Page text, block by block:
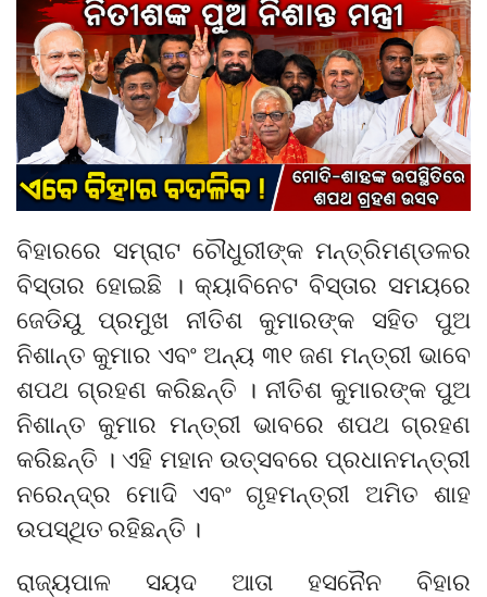
ବିହାରରେ ସମ୍ରାଟ ଚୌଧୁରୀଙ୍କ ମନ୍ତ୍ରିମଣ୍ଡଳର
ବିସ୍ତାର ହୋଇଛି । କ୍ୟାବିନେଟ ବିସ୍ତାର ସମୟରେ
ଜେଡିୟୁ ପ୍ରମୁଖ ନୀତିଶ କୁମାରଙ୍କ ସହିତ ପୁଅ
ନିଶାନ୍ତ କୁମାର ଏବଂ ଅନ୍ୟ ୩୧ ଜଣ ମନ୍ତ୍ରୀ ଭାବେ
ଶପଥ ଗ୍ରହଣ କରିଛନ୍ତି । ନୀତିଶ କୁମାରଙ୍କ ପୁଅ
ନିଶାନ୍ତ କୁମାର ମନ୍ତ୍ରୀ ଭାବରେ ଶପଥ ଗ୍ରହଣ
କରିଛନ୍ତି । ଏହି ମହାନ ଉତ୍ସବରେ ପ୍ରଧାନମନ୍ତ୍ରୀ
ନରେନ୍ଦ୍ର ମୋଦି ଏବଂ ଗୃହମନ୍ତ୍ରୀ ଅମିତ ଶାହ
ଉପସ୍ଥିତ ରହିଛନ୍ତି ।
ରାଜ୍ୟପାଳ ସୟଦ ଆତା ହସନୈନ ବିହାର